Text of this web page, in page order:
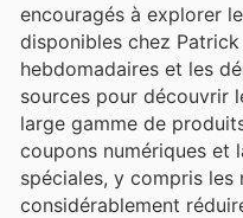
encouragés à explorer
disponibles chez
hebdomadaires et les
sources pour découvrir
large gamme de
coupons numériques et
spéciales, y compris les
considérablement